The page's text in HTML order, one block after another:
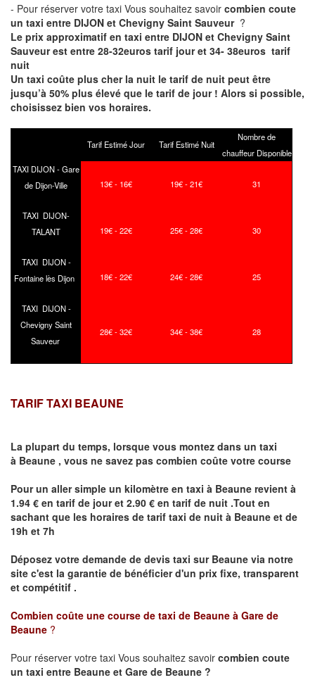
- Pour réserver votre taxi Vous souhaitez savoir combien coute
un taxi entre DIJON et Chevigny Saint Sauveur ?
Le prix approximatif en taxi entre DIJON et Chevigny Saint
Sauveur est entre 28-32euros tarif jour et 34- 38euros tarif
nuit
Un taxi coûte plus cher la nuit le tarif de nuit peut être
jusqu’à 50% plus élevé que le tarif de jour ! Alors si possible,
choisissez bien vos horaires.
Tarif Estimé Jour Tarif Estimé Nuit
Nombre de
chauffeur Disponible
TAXI DIJON - Gare
de Dijon-Ville
13€ - 16€ 19€ - 21€ 31
TAXI DIJON-
TALANT
19€ - 22€ 25€ - 28€ 30
TAXI DIJON -
Fontaine lès Dijon
18€ - 22€ 24€ - 28€ 25
TAXI DIJON -
Chevigny Saint
Sauveur
28€ - 32€ 34€ - 38€ 28
TARIF TAXI BEAUNE
La plupart du temps, lorsque vous montez dans un taxi
à Beaune , vous ne savez pas combien coûte votre course
Pour un aller simple un kilomètre en taxi à Beaune revient à
1.94 € en tarif de jour et 2.90 € en tarif de nuit .Tout en
sachant que les horaires de tarif taxi de nuit à Beaune et de
19h et 7h
Déposez votre demande de devis taxi sur Beaune via notre
site c'est la garantie de bénéficier d'un prix fixe, transparent
et compétitif .
Combien coûte une course de taxi de Beaune à Gare de
Beaune ?
Pour réserver votre taxi Vous souhaitez savoir combien coute
un taxi entre Beaune et Gare de Beaune ?